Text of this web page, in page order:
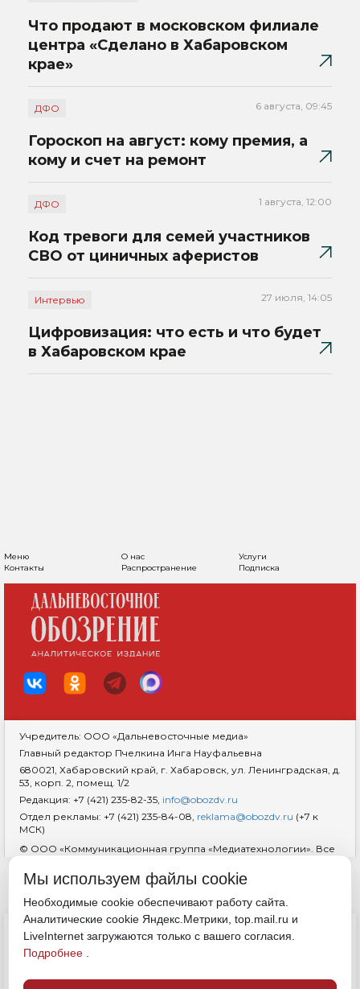
Что продают в московском филиале
центра «Сделано в Хабаровском
крае»
ДФО 6 августа, 09:45
Гороскоп на август: кому премия, а
кому и счет на ремонт
ДФО 1 августа, 12:00
Код тревоги для семей участников
СВО от циничных аферистов
Интервью 27 июля, 14:05
Цифровизация: что есть и что будет
в Хабаровском крае
Меню О нас
Услуги
Контакты
Распространение Подписка
Учредитель: ООО «Дальневосточные медиа»
Главный редактор Пчелкина Инга Науфальевна
680021, Хабаровский край, г. Хабаровск, ул. Ленинградская, д.
53, корп. 2, помещ. 1/2
Редакция: +7 (421) 235-82-35, info@obozdv.ru
Отдел рекламы: +7 (421) 235-84-08, reklama@obozdv.ru (+7 к
МСК)
© ООО «Коммуникационная группа «Медиатехнологии». Все
гиперссылка на сайтdvobozrenie.ru обязательна.
Политика конфиденциальности
Обработка cookie
Полные правила цитирования
Мы используем файлы cookie
Необходимые cookie обеспечивают работу сайта.
Аналитические cookie Яндекс.Метрики, top.mail.ru и
LiveInternet загружаются только с вашего согласия.
Подробнее